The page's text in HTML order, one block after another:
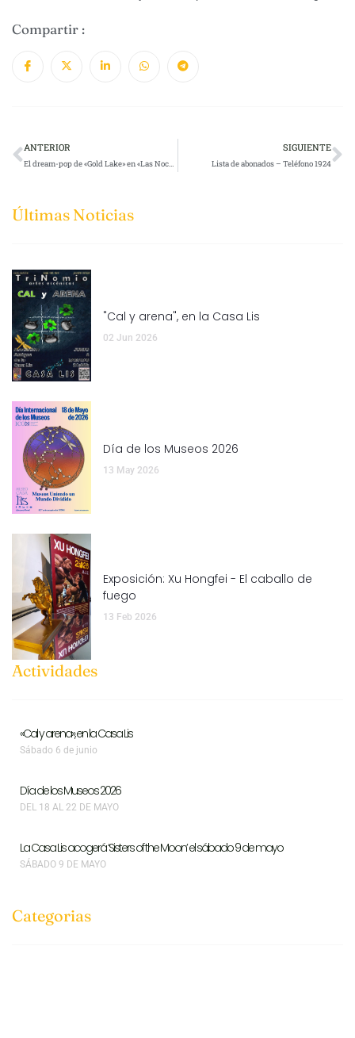
Últimas Noticias
"Cal y arena", en la Casa Lis
02 Jun 2026
Día de los Museos 2026
13 May 2026
Exposición: Xu Hongfei - El caballo de
fuego
13 Feb 2026
Actividades
«Cal y arena», en la Casa Lis
Sábado 6 de junio
Día de los Museos 2026
DEL 18 AL 22 DE MAYO
La Casa Lis acogerá ‘Sisters of the Moon’ el sábado 9 de mayo
SÁBADO 9 DE MAYO
Categorias
Compartir :
ANTERIOR
El dream-pop de «Gold Lake» en «Las Noches de Lis»
SIGUIENTE
Lista de abonados – Teléfono 1924